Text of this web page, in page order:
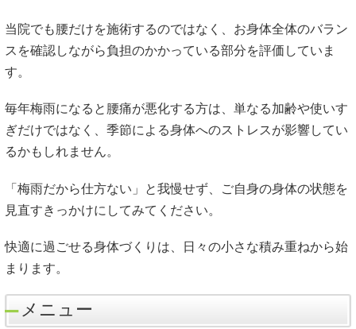
当院でも腰だけを施術するのではなく、お身体全体のバラン
スを確認しながら負担のかかっている部分を評価していま
す。
毎年梅雨になると腰痛が悪化する方は、単なる加齢や使いす
ぎだけではなく、季節による身体へのストレスが影響してい
るかもしれません。
「梅雨だから仕方ない」と我慢せず、ご自身の身体の状態を
見直すきっかけにしてみてください。
快適に過ごせる身体づくりは、日々の小さな積み重ねから始
まります。
メニュー